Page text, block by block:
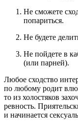
Не сможете
попариться.
Не будете
Не пойдете в
(или парней).
Любое сходство
по любому родит
то из холостяков
ревность.
и начинается